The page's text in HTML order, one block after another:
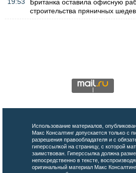
19:53
Британка оставила офисную
строительства пряничных
Использование материалов,
Макс Консалтинг допускается только с
разрешения правообладателя и с
гиперссылкой на страницу, с которой
заимствован. Гиперссылка должна
непосредственно в тексте,
оригинальный материал Макс